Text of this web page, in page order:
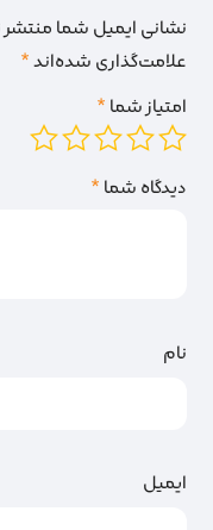
نشانی ایمیل شما
علامت‌گذاری شده‌اند*
امتیاز شما*
دیدگاه شما*
نام
ایمیل